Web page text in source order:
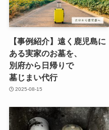
【事例紹介】遠く​鹿児島に​
ある​実家の​お墓を、​
別府から​日帰りで​
墓じまい代行
2025-08-15